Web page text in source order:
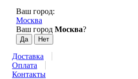
Ваш город:
Москва
Ваш город Москва?
Доставка
Оплата
Контакты